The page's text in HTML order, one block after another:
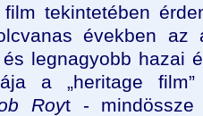
film tekintetében
években az
legnagyobb hazai
a „heritage
Royt - mindössze